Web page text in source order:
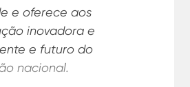
Por este motivo,
a parceria com a
para a aplicação do
canteiros. Buscamos